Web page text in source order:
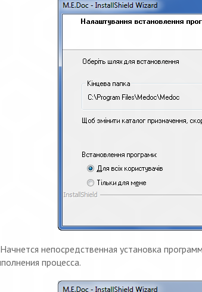
непосредственная установка
процесса.